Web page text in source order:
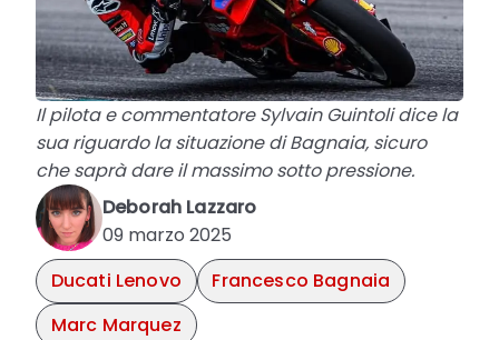
Il pilota e commentatore Sylvain Guintoli dice la
sua riguardo la situazione di Bagnaia, sicuro
che saprà dare il massimo sotto pressione.
Deborah Lazzaro
09 marzo 2025
Ducati Lenovo
Francesco Bagnaia
Marc Marquez